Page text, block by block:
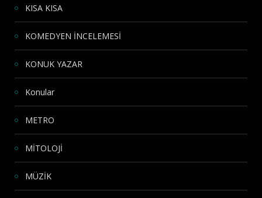
KISA KISA
KOMEDYEN İNCELEMESİ
KONUK YAZAR
Konular
METRO
MİTOLOJİ
MÜZİK